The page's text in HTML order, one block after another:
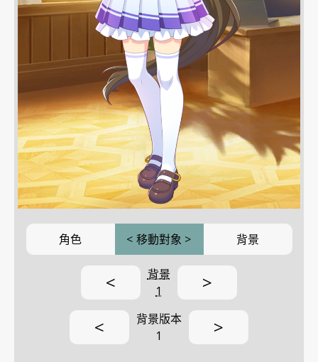
角色 < 移動對象 > 背景
<
背景
1
>
<
背景版本
1
>